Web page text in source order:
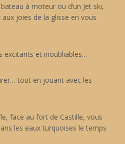
à moteur ou d’un Jet ski,
joies de la glisse en vous
excitants et inoubliables…
tout en jouant avec les
face au fort de Castille, vous
les eaux turquoises le temps